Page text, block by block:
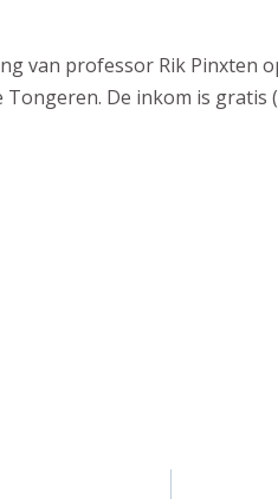
van professor Rik Pinxten
De inkom is gratis